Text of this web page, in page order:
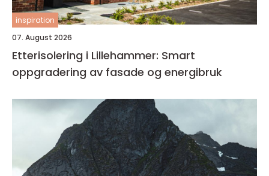
inspiration
07. August 2026
Etterisolering i Lillehammer: Smart
oppgradering av fasade og energibruk